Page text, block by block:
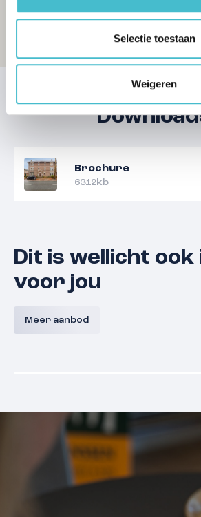
Selectie toestaan
Weigeren
Brochure
6312kb
Dit is wellicht ook
voor jou
Meer aanbod